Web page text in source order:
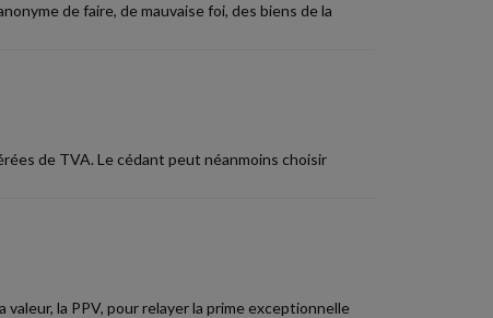
de faire, de mauvaise foi, des biens de la
de TVA. Le cédant peut néanmoins choisir
la PPV, pour relayer la prime exceptionnelle